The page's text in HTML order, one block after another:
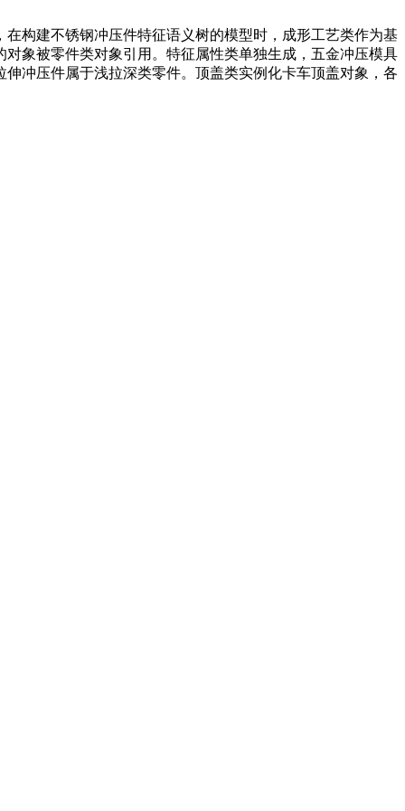
构建不锈钢冲压件特征语义树的模型时，成形工艺类作为基
象被零件类对象引用。特征属性类单独生成，五金冲压模具
冲压件属于浅拉深类零件。顶盖类实例化卡车顶盖对象，各